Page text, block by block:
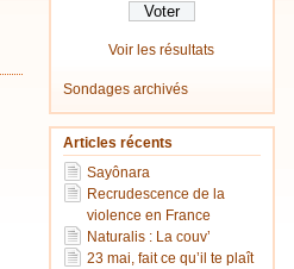
Voir les résultats
Sondages archivés
Articles récents
Sayônara
Recrudescence de la
violence en France
Naturalis : La couv’
23 mai, fait ce qu’il te plaît